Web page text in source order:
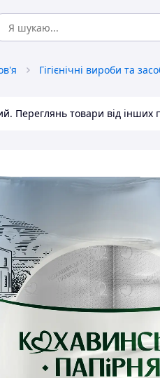
Гігієнічні вироби та
Переглянь товари від інших